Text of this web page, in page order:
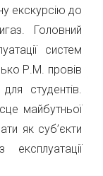
екскурсію до
Головний
систем
Р.М. провів
студентів.
майбутньої
як суб’єкти